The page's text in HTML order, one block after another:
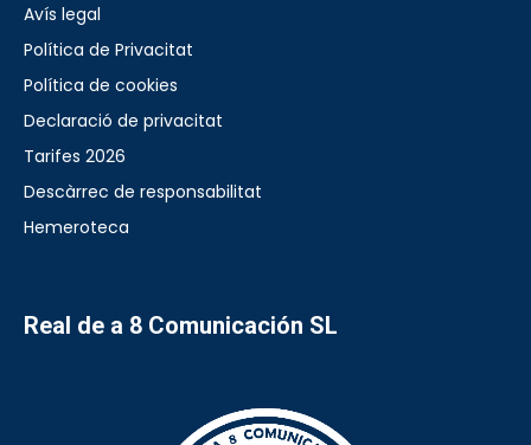
Avís legal
Política de Privacitat
Política de cookies
Declaració de privacitat
Tarifes 2026
Descàrrec de responsabilitat
Hemeroteca
Real de a 8 Comunicación SL